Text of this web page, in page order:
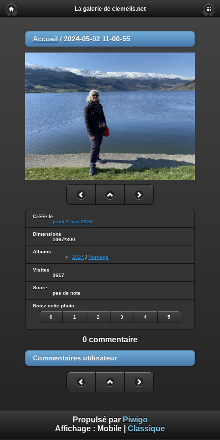
La galerie de clemelis.net
Accueil / 2024-05-02 11-00-55
Créée le
jeudi 2 mai 2024
Dimensions
1067*800
Albums
2024 / Norvège
Visites
3617
Score
pas de note
Notez cette photo
0 1 2 3 4 5
0 commentaire
Commentaires utilisateur
Propulsé par Piwigo
Affichage : Mobile Classique